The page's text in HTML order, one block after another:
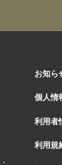
お知ら
個人情
利用者
利用規